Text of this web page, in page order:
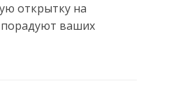
открытку на
порадуют ваших